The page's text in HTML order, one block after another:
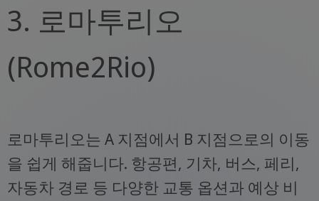
3. 로마투리오
(Rome2Rio)
로마투리오는 A 지점에서 B 지점으로의 이동
을 쉽게 해줍니다. 항공편, 기차, 버스, 페리,
자동차 경로 등 다양한 교통 옵션과 예상 비